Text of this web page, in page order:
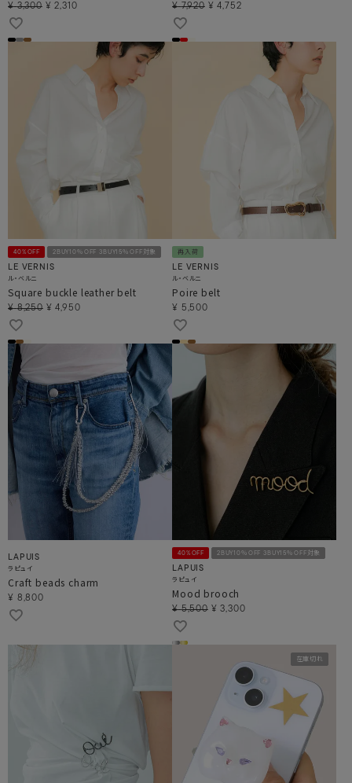
¥ 3,300 ¥ 2,310 ¥ 7,920 ¥ 4,752
40%OFF 2BUY10％OFF 3BUY15％OFF対象
LE VERNIS
ル・ベルニ
Square buckle leather belt
¥ 8,250 ¥ 4,950
再入荷
LE VERNIS
ル・ベルニ
Poire belt
¥ 5,500
LAPUIS
ラピュイ
Craft beads charm
¥ 8,800
40%OFF 2BUY10％OFF 3BUY15％OFF対象
LAPUIS
ラピュイ
Mood brooch
¥ 5,500 ¥ 3,300
在庫切れ